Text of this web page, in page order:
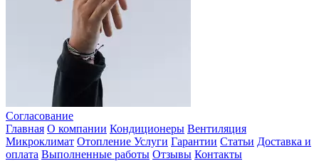
Согласование
Главная О компании Кондиционеры Вентиляция
Микроклимат Отопление Услуги Гарантии Статьи Доставка и
оплата Выполненные работы Отзывы Контакты